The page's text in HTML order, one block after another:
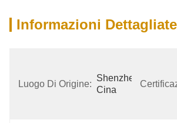
Informazioni Dettagliate
Luogo Di Origine:
Shenzhen
Cina